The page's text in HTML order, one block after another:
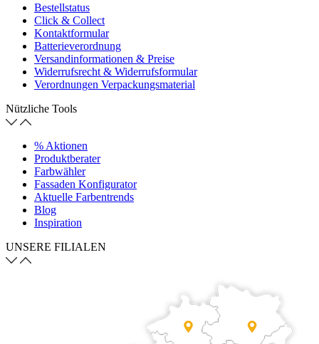
Bestellstatus
Click & Collect
Kontaktformular
Batterieverordnung
Versandinformationen & Preise
Widerrufsrecht & Widerrufsformular
Verordnungen Verpackungsmaterial
Nützliche Tools
% Aktionen
Produktberater
Farbwähler
Fassaden Konfigurator
Aktuelle Farbentrends
Blog
Inspiration
UNSERE FILIALEN